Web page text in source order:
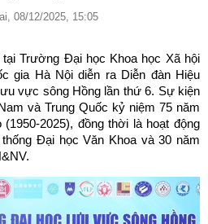
08/12/2025, 15:05
tại Trường Đại học Khoa học Xã hội
gia Hà Nội diễn ra Diễn đàn Hiệu
vực sông Hồng lần thứ 6. Sự kiện
và Trung Quốc kỷ niệm 75 năm
2025), đồng thời là hoạt động
Đại học Văn Khoa và 30 năm